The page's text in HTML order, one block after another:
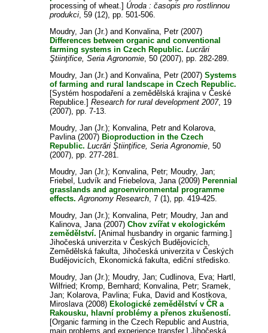
processing of wheat.] Úroda : časopis pro rostlinnou
produkci, 59 (12), pp. 501-506.
Moudry, Jan (Jr.) and Konvalina, Petr(2007)
Differences between organic and conventional
farming systems in Czech Republic. Lucrări
Ştiinţifice, Seria Agronomie, 50 (2007), pp. 282-289.
Moudry, Jan (Jr.) and Konvalina, Petr(2007)Systems
of farming and rural landscape in Czech Republic.
[Systém hospodaření a zemědělská krajina v České
Republice.]Research for rural development 2007, 19
(2007), pp. 7-13.
Moudry, Jan (Jr.); Konvalina, Petrand Kolarova,
Pavlina(2007) Bioproduction in the Czech
Republic. Lucrări Ştiinţifice, Seria Agronomie, 50
(2007), pp. 277-281.
Moudry, Jan (Jr.); Konvalina, Petr; Moudry, Jan;
Friebel, Ludvík and Friebelova, Jana(2009) Perennial
grasslands and agroenvironmental programme
effects. Agronomy Research, 7 (1), pp. 419-425.
Moudry, Jan (Jr.); Konvalina, Petr; Moudry, Jan and
Kalinova, Jana(2007)Chov zvířat v ekologickém
zemědělství. [Animal husbandry in organic farming.]
Jihočeská univerzita v Českých Budějovicích,
Zemědělská fakulta, Jihočeská univerzita v Českých
Budějovicích, Ekonomická fakulta, ediční středisko.
Moudry, Jan (Jr.); Moudry, Jan;Cudlinova, Eva; Hartl,
Wilfried; Kromp, Bernhard; Konvalina, Petr;Sramek,
Jan; Kolarova, Pavlina; Fuka, David and Kostkova,
Miroslava(2008) Ekologické zemědělství v ČR a
Rakousku, hlavní problémy a přenos zkušeností.
[Organic farming in the Czech Republic and Austria,
main problems and experience transfer.] Jihočeská